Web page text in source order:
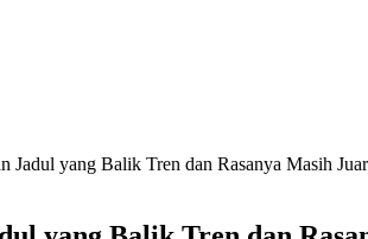
Jadul yang Balik Tren dan Rasanya Masih